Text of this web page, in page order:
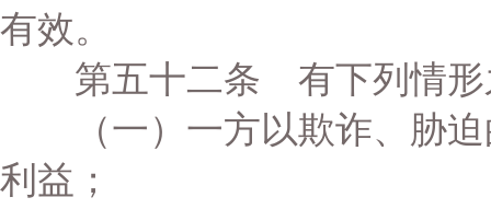
有效。
第五十二条 有下列情形
（一）一方以欺诈、胁迫
利益；